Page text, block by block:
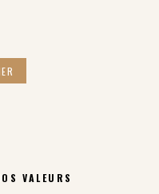
VALEURS